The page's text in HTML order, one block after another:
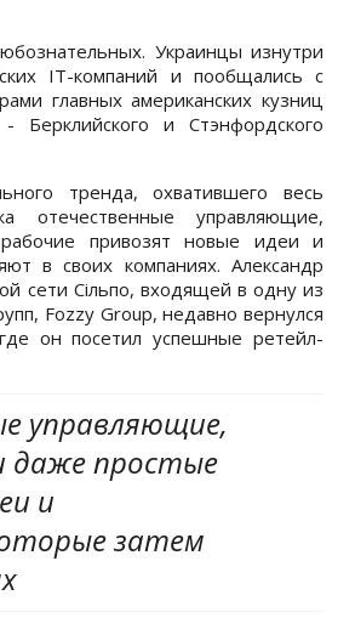
Украинцы изнутри
IT-компаний и пообщались с
главных американских кузниц
и Стэнфордского
тренда, охватившего весь
отечественные управляющие,
привозят новые идеи и
в своих компаниях. Александр
сети Сільпо, входящей в одну из
Fozzy Group, недавно вернулся
он посетил успешные ретейл-
управляющие,
даже простые
и
затем